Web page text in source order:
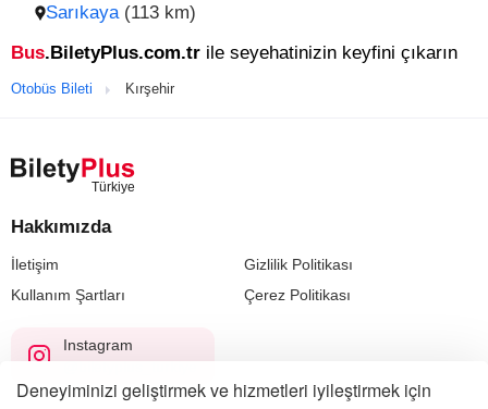
Sarıkaya(113 km)
Bus.BiletyPlus.com.tr ile seyehatinizin keyfini çıkarın
Otobüs Bileti Kırşehir
Hakkımızda
İletişim
Gizlilik Politikası
Kullanım Şartları
Çerez Politikası
Instagram
@biletyplus_turkiye
Deneyiminizi geliştirmek ve hizmetleri iyileştirmek için